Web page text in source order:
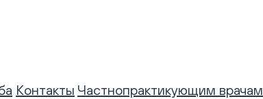
Контакты Частнопрактикующим врачам